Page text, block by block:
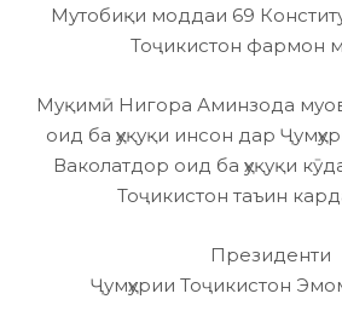
Мутобиқи моддаи 69
Тоҷикистон фармон
Муқимӣ Нигора Аминзода
оид ба ҳуқуқи инсон дар
Ваколатдор оид ба ҳуқуқи
Тоҷикистон таъин
Президенти
Ҷумҳурии Тоҷикистон